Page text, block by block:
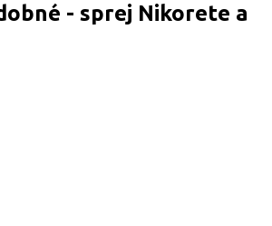
- sprej Nikorete a